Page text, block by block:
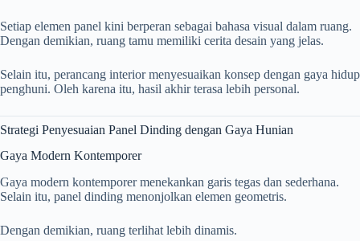
Setiap elemen panel kini berperan sebagai bahasa visual dalam ruang.
Dengan demikian, ruang tamu memiliki cerita desain yang jelas.
Selain itu, perancang interior menyesuaikan konsep dengan gaya hidup
penghuni. Oleh karena itu, hasil akhir terasa lebih personal.
Strategi Penyesuaian Panel Dinding dengan Gaya Hunian
Gaya Modern Kontemporer
Gaya modern kontemporer menekankan garis tegas dan sederhana.
Selain itu, panel dinding menonjolkan elemen geometris.
Dengan demikian, ruang terlihat lebih dinamis.